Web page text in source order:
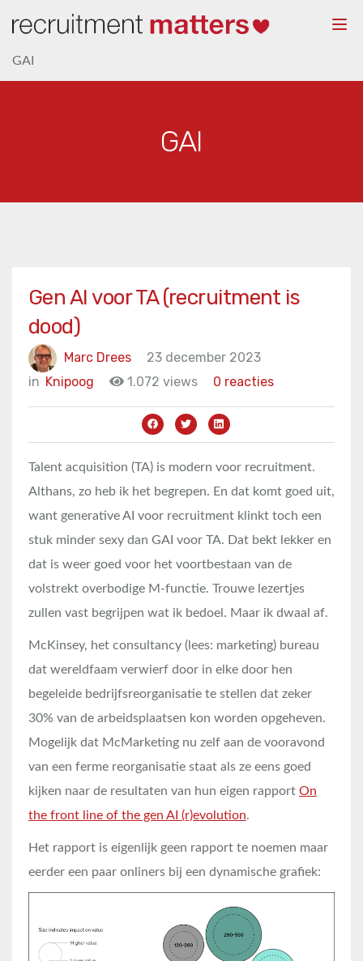
GAI
GAI
Gen AI voor TA (recruitment is
dood)
Marc Drees
23 december 2023
in Knipoog 1.072 views 0 reacties
Talent acquisition (TA) is modern voor recruitment.
Althans, zo heb ik het begrepen. En dat komt goed uit,
want generative AI voor recruitment klinkt toch een
stuk minder sexy dan GAI voor TA. Dat bekt lekker en
dat is weer goed voor het voortbestaan van de
volstrekt overbodige M-functie. Trouwe lezertjes
zullen vast begrijpen wat ik bedoel. Maar ik dwaal af.
McKinsey, het consultancy (lees: marketing) bureau
dat wereldfaam verwierf door in elke door hen
begeleide bedrijfsreorganisatie te stellen dat zeker
30% van de arbeidsplaatsen kon worden opgeheven.
Mogelijk dat McMarketing nu zelf aan de vooravond
van een ferme reorganisatie staat als ze eens goed
kijken naar de resultaten van hun eigen rapport On
the front line of the gen AI (r)evolution.
Het rapport is eigenlijk geen rapport te noemen maar
eerder een paar onliners bij een dynamische grafiek: